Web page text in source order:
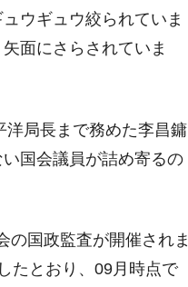
んな雇用対策だソレ。
ル」
操作であり、空前の国政
ウギュウ絞られていま
面にさらされていま
洋局長まで務めた李昌鏞
国会議員が詰め寄るの
の国政監査が開催されま
たとおり、09月時点で